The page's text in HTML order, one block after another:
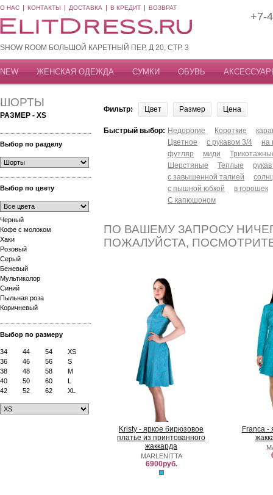
О НАС КОНТАКТЫ ДОСТАВКА В КРЕДИТ ВОЗВРАТ
SHOW ROOM БОЛЬШОЙ КАРЕТНЫЙ ПЕР, Д 20, СТР. 3
+7-
NEW ЖЕНСКАЯ ОДЕЖДА СУМКИ ОБУВЬ
ШОРТЫ
РАЗМЕР - XS
Выбор по разделу
Выбор по цвету
Черный
Кофе с молоком
Хаки
Розовый
Серый
Бежевый
Мультиколор
Синий
Пыльная роза
Коричневый
Выбор по размеру
34 44 54
XS
36
46 56
S
38
48 58
M
40
50 60
L
42
52 62 XL
Фильтр: Цвет Размер Цена
Быстрый выбор: Недорогие Короткие
Цветное
с рукавом 3/4
на
футляр
миди
Шерстяные
Теплые
с завышенной талией
с пышной юбкой
в горошек
С капюшоном
ПО ВАШЕМУ ЗАПРОСУ
ПОЖАЛУЙСТА,
Kristy - яркое бирюзовое
платье из принтованного
жаккарда
MARLENITTA
6900руб.
Franca -